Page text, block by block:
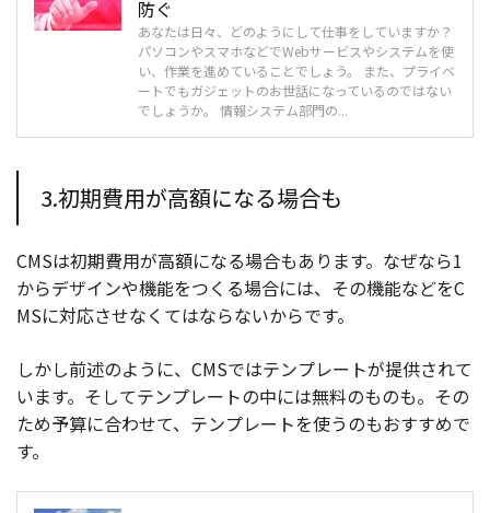
防ぐ
あなたは日々、どのようにして仕事をしていますか？
パソコンやスマホなどでWebサービスやシステムを使
い、作業を進めていることでしょう。 また、プライベ
ートでもガジェットのお世話になっているのではない
でしょうか。 情報システム部門の...
3.初期費用が高額になる場合も
CMSは初期費用が高額になる場合もあります。なぜなら1
からデザインや機能をつくる場合には、その機能などをC
MSに対応させなくてはならないからです。
しかし前述のように、CMSではテンプレートが提供されて
います。そしてテンプレートの中には無料のものも。その
ため予算に合わせて、テンプレートを使うのもおすすめで
す。